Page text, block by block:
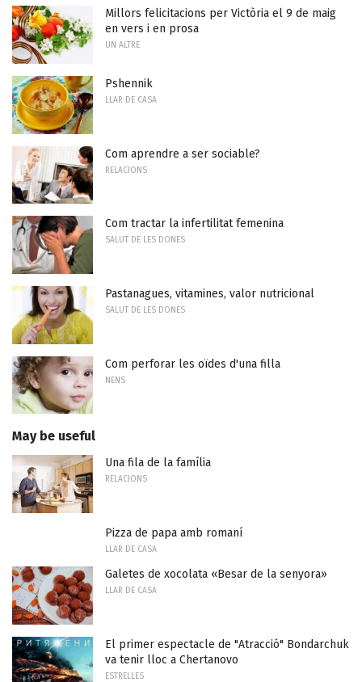
Millors felicitacions per Victòria el 9 de maig
en vers i en prosa
UN ALTRE
Pshennik
LLAR DE CASA
Com aprendre a ser sociable?
RELACIONS
Com tractar la infertilitat femenina
SALUT DE LES DONES
Pastanagues, vitamines, valor nutricional
SALUT DE LES DONES
Com perforar les oïdes d'una filla
NENS
May be useful
Una fila de la família
RELACIONS
Pizza de papa amb romaní
LLAR DE CASA
Galetes de xocolata «Besar de la senyora»
LLAR DE CASA
El primer espectacle de "Atracció" Bondarchuk
va tenir lloc a Chertanovo
ESTRELLES